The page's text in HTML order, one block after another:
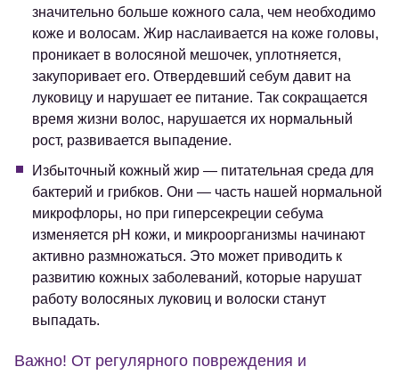
значительно больше кожного сала, чем необходимо
коже и волосам. Жир наслаивается на коже головы,
проникает в волосяной мешочек, уплотняется,
закупоривает его. Отвердевший себум давит на
луковицу и нарушает ее питание. Так сокращается
время жизни волос, нарушается их нормальный
рост, развивается выпадение.
Избыточный кожный жир — питательная среда для
бактерий и грибков. Они — часть нашей нормальной
микрофлоры, но при гиперсекреции себума
изменяется pH кожи, и микроорганизмы начинают
активно размножаться. Это может приводить к
развитию кожных заболеваний, которые нарушат
работу волосяных луковиц и волоски станут
выпадать.
Важно! От регулярного повреждения и